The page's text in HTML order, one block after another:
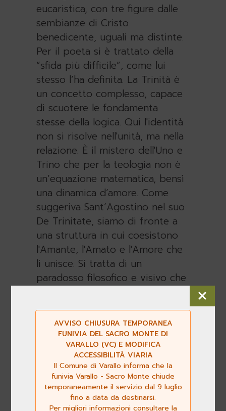
eucaristica, con tre figure dalle
sembianze di Cristo
benedicente, uguali ma distinte.
Per il poeta si è trattato della
“sfida più difficile”, come lui
stesso l’ha definita. La Trinità è
un concetto complesso, capace
di scuotere le fondamenta
stesse della logica. Qui l'identità
non si risolve nell'unità, ma nella
relazione. È il mistero dell'Uno e
Trino che per la teologia non è
un’equazione matematica, bensì
una dinamica d’amore. Come
suggeriva Sant’Agostino nel suo
De Trinitate, siamo di fronte a
una struttura in cui coesistono
l'Amante, l'Amato e l'Amore che
li unisce. Si tratta di un
paradosso filosofico e visivo che
“Portare la mia scrittura
ecfrastica in questo santuario ha
significato tentare di dare voce a
questa ricchezza simbolica,
interrogare queste immagini per
capire come l'uomo abbia
cercato di dare un volto a ciò
AVVISO CHIUSURA TEMPORANEA
FUNIVIA DEL SACRO MONTE DI
VARALLO (VC) E MODIFICA
ACCESSIBILITÀ VIARIA
Il Comune di Varallo informa che la
funivia Varallo - Sacro Monte chiude
temporaneamente il servizio dal 9 luglio
fino a data da destinarsi.
Per migliori informazioni consultare la